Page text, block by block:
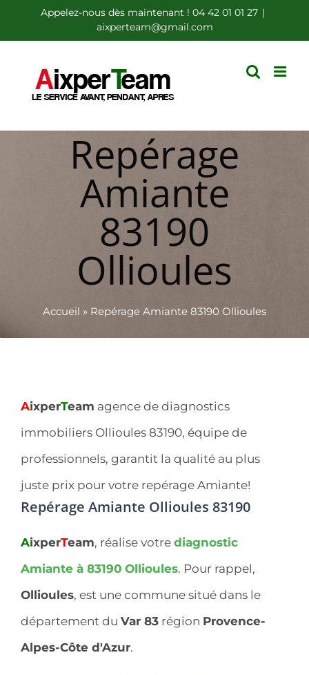
au
contenu
Appelez-nous dès maintenant ! 04 42 01 01 27 |
aixperteam@gmail.com
Repérage
Amiante
83190
Ollioules
Accueil » Repérage Amiante 83190 Ollioules
AixperTeam agence de diagnostics
immobiliers Ollioules 83190, équipe de
professionnels, garantit la qualité au plus
juste prix pour votre repérage Amiante!
Repérage Amiante Ollioules 83190
AixperTeam, réalise votre diagnostic
Amiante à 83190 Ollioules. Pour rappel,
Ollioules, est une commune situé dans le
département du Var 83 région Provence-
Alpes-Côte d'Azur.